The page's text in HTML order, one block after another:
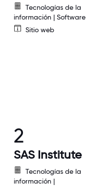
Tecnologías de la
información | Software
Sitio web
2
SAS Institute
Tecnologías de la
información |